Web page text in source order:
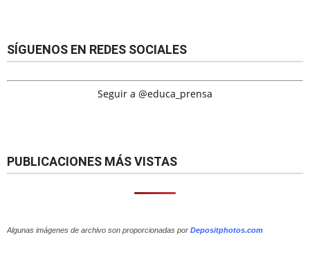
SÍGUENOS EN REDES SOCIALES
Seguir a @educa_prensa
PUBLICACIONES MÁS VISTAS
Algunas imágenes de archivo son proporcionadas por Depositphotos.com